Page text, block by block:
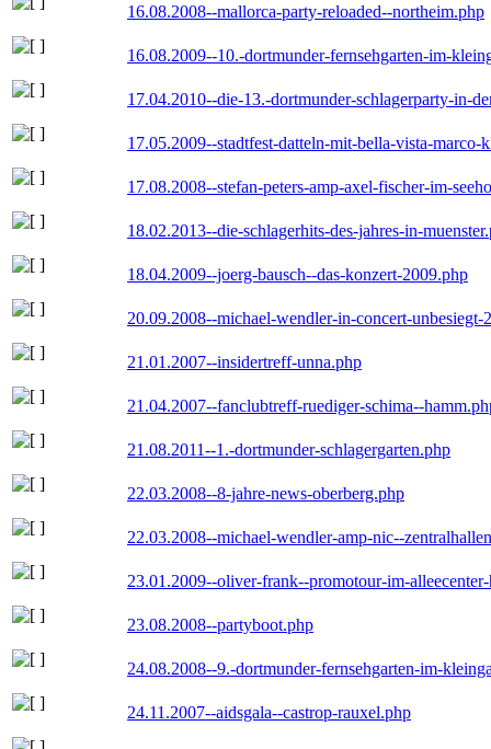
16.08.2008--mallorca-party-reloaded--northeim.php
16.08.2009--10.-dortmunder-fernsehgarten-im-
17.04.2010--die-13.-dortmunder-schlagerparty-in-
17.05.2009--stadtfest-datteln-mit-bella-vista-marco-
17.08.2008--stefan-peters-amp-axel-fischer-im-
18.02.2013--die-schlagerhits-des-jahres-in-
18.04.2009--joerg-bausch--das-konzert-2009.php
20.09.2008--michael-wendler-in-concert-unbesiegt-
21.01.2007--insidertreff-unna.php
21.04.2007--fanclubtreff-ruediger-schima--
21.08.2011--1.-dortmunder-schlagergarten.php
22.03.2008--8-jahre-news-oberberg.php
22.03.2008--michael-wendler-amp-nic--
23.01.2009--oliver-frank--promotour-im-
23.08.2008--partyboot.php
24.08.2008--9.-dortmunder-fernsehgarten-im-
24.11.2007--aidsgala--castrop-rauxel.php